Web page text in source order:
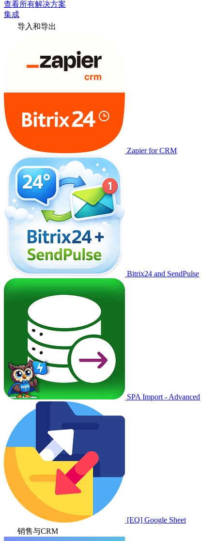
查看所有解决方案
集成
导入和导出
Zapier for CRM
Bitrix24 and SendPulse
SPA Import - Advanced
[EQ] Google Sheet
销售与CRM